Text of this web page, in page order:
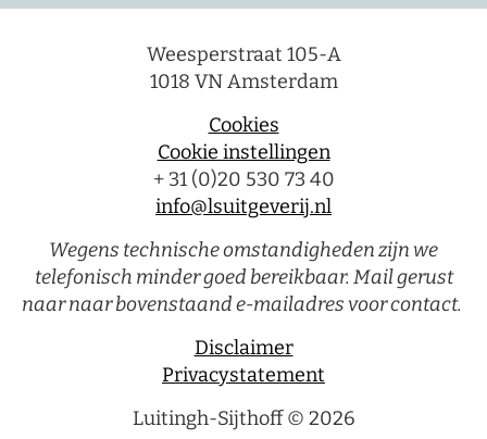
Weesperstraat 105-A
1018 VN Amsterdam
Cookies
Cookie instellingen
+ 31 (0)20 530 73 40
info@lsuitgeverij.nl
Wegens technische omstandigheden zijn we
telefonisch minder goed bereikbaar. Mail gerust
naar naar bovenstaand e-mailadres voor contact.
Disclaimer
Privacystatement
Luitingh-Sijthoff © 2026